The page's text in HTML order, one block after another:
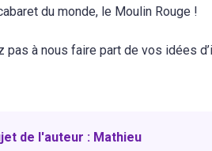
du monde, le Moulin Rouge !
pas à nous faire part de vos idées
de l'auteur : Mathieu